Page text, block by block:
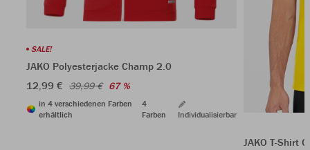
SALE!
JAKO Polyesterjacke Champ 2.0
12,99 € 39,99 € 67 %
in 4 verschiedenen Farben
erhältlich
4
Farben
Individualisierbar
JAKO T-Shirt